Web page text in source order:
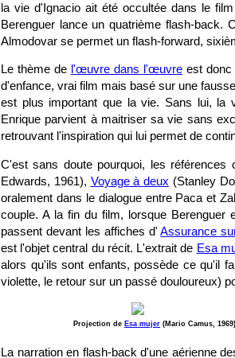
la vie d'Ignacio ait été occultée dans le
Berenguer lance un quatrième flash-back.
Almodovar se permet un flash-forward,
Le thème de l'œuvre dans l'œuvre est donc
d'enfance, vrai film mais basé sur une
est plus important que la vie. Sans lui, la
Enrique parvient à maitriser sa vie sans
retrouvant l'inspiration qui lui permet de
C'est sans doute pourquoi, les références
Edwards, 1961), Voyage à deux (Stanley
oralement dans le dialogue entre Paca et
couple. A la fin du film, lorsque Berenguer
passent devant les affiches d'Assurance
est l'objet central du récit. L'extrait de Esa
alors qu'ils sont enfants, possède ce qu'il
violette, le retour sur un passé douloureux)
Projection de Esa mujer (Mario Camus,
La narration en flash-back d'une aérienne